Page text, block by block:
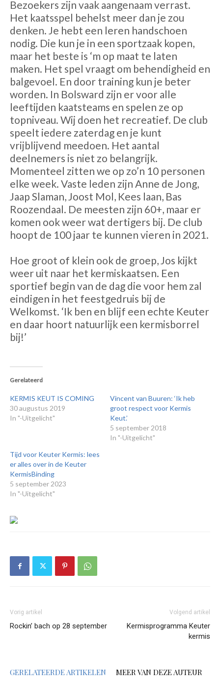
Bezoekers zijn vaak aangenaam verrast.
Het kaatsspel behelst meer dan je zou
denken. Je hebt een leren handschoen
nodig. Die kun je in een sportzaak kopen,
maar het beste is ‘m op maat te laten
maken. Het spel vraagt om behendigheid en
balgevoel. En door training kun je beter
worden. In Bolsward zijn er voor alle
leeftijden kaatsteams en spelen ze op
topniveau. Wij doen het recreatief. De club
speelt iedere zaterdag en je kunt
vrijblijvend meedoen. Het aantal
deelnemers is niet zo belangrijk.
Momenteel zitten we op zo’n 10 personen
elke week. Vaste leden zijn Anne de Jong,
Jaap Slaman, Joost Mol, Kees laan, Bas
Roozendaal. De meesten zijn 60+, maar er
komen ook weer wat dertigers bij. De club
hoopt de 100 jaar te kunnen vieren in 2021.
Hoe groot of klein ook de groep, Jos kijkt
weer uit naar het kermiskaatsen. Een
sportief begin van de dag die voor hem zal
eindigen in het feestgedruis bij de
Welkomst. ‘Ik ben en blijf een echte Keuter
en daar hoort natuurlijk een kermisborrel
bij!’
Gerelateerd
KERMIS KEUT IS COMING
30 augustus 2019
In "-Uitgelicht"
Vincent van Buuren: ‘Ik heb
groot respect voor Kermis
Keut.’
5 september 2018
In "-Uitgelicht"
Tijd voor Keuter Kermis: lees
er alles over in de Keuter
KermisBinding
5 september 2023
In "-Uitgelicht"
Vorig artikel
Rockin’ bach op 28 september
Volgend artikel
Kermisprogramma Keuter
kermis
GERELATEERDE ARTIKELEN MEER VAN DEZE AUTEUR